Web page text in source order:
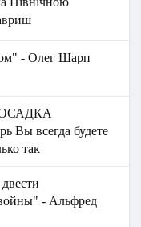
- Олег Шарп
всегда будете
так
- Альфред